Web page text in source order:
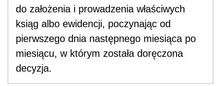
do założenia i prowadzenia właściwych
ksiąg albo ewidencji, poczynając od
pierwszego dnia następnego miesiąca po
miesiącu, w którym została doręczona
decyzja.